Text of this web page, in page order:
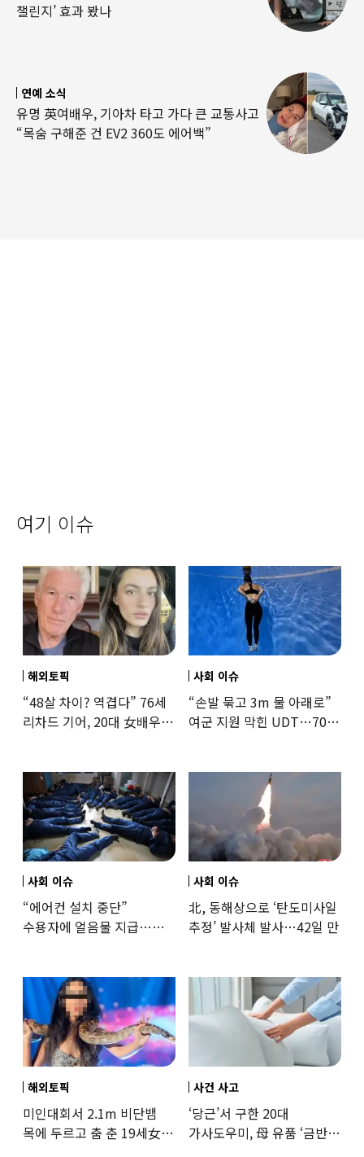
챌린지’ 효과 봤나
연예 소식
유명 英여배우, 기아차 타고 가다 큰 교통사고
“목숨 구해준 건 EV2 360도 에어백”
여기 이슈
해외토픽
“48살 차이? 역겹다” 76세
리차드 기어, 20대 女배우와
사회 이슈
“손발 묶고 3m 물 아래로”
여군 지원 막힌 UDT…707
사회 이슈
“에어컨 설치 중단”
수용자에 얼음물 지급…
사회 이슈
北, 동해상으로 ‘탄도미사일
추정’ 발사체 발사…42일 만
해외토픽
미인대회서 2.1m 비단뱀
목에 두르고 춤 춘 19세女
사건 사고
‘당근’서 구한 20대
가사도우미, 母 유품 ‘금반지